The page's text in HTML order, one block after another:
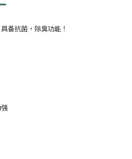
备抗菌，除臭功能！